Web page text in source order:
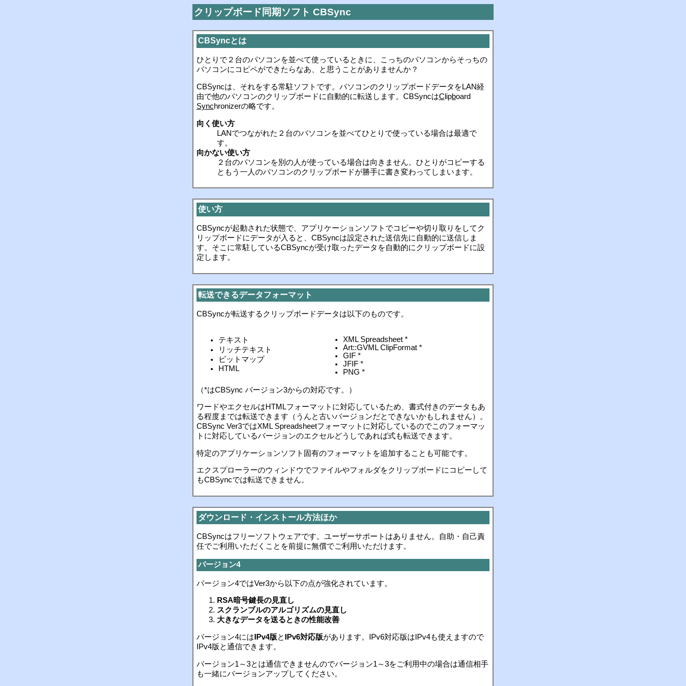
クリップボード同期ソフト CBSync
CBSyncとは
ひとりで２台のパソコンを並べて使っているときに、こっちのパソコンからそっちの
パソコンにコピペができたらなあ、と思うことがありませんか？
CBSyncは、それをする常駐ソフトです。パソコンのクリップボードデータをLAN経
由で他のパソコンのクリップボードに自動的に転送します。CBSyncはC lipboard
Synchronizerの略です。
向く使い方
LANでつながれた２台のパソコンを並べてひとりで使っている場合は最適で
す。
向かない使い方
２台のパソコンを別の人が使っている場合は向きません。ひとりがコピーする
ともう一人のパソコンのクリップボードが勝手に書き変わってしまいます。
使い方
CBSyncが起動された状態で、アプリケーションソフトでコピーや切り取りをしてク
リップボードにデータが入ると、CBSyncは設定された送信先に自動的に送信しま
す。そこに常駐しているCBSyncが受け取ったデータを自動的にクリップボードに設
定します。
転送できるデータフォーマット
CBSyncが転送するクリップボードデータは以下のものです。
テキスト
リッチテキスト
ビットマップ
HTML
XML Spreadsheet *
Art::GVML ClipFormat *
GIF *
JFIF *
PNG *
（*はCBSync バージョン3からの対応です。）
ワードやエクセルはHTMLフォーマットに対応しているため、書式付きのデータもあ
る程度までは転送できます（うんと古いバージョンだとできないかもしれません）。
CBSync Ver3ではXML Spreadsheetフォーマットに対応しているのでこのフォーマッ
トに対応しているバージョンのエクセルどうしであれば式も転送できます。
特定のアプリケーションソフト固有のフォーマットを追加することも可能です。
エクスプローラーのウィンドウでファイルやフォルダをクリップボードにコピーして
もCBSyncでは転送できません。
ダウンロード・インストール方法ほか
CBSyncはフリーソフトウェアです。ユーザーサポートはありません。自助・自己責
任でご利用いただくことを前提に無償でご利用いただけます。
バージョン4
バージョン4ではVer3から以下の点が強化されています。
RSA暗号鍵長の見直し
スクランブルのアルゴリズムの見直し
大きなデータを送るときの性能改善
バージョン4には IPv4版と IPv6対応版があります。IPv6対応版はIPv4も使えますので
IPv4版と通信できます。
バージョン1～3とは通信できませんのでバージョン1～3をご利用中の場合は通信相手
も一緒にバージョンアップしてください。